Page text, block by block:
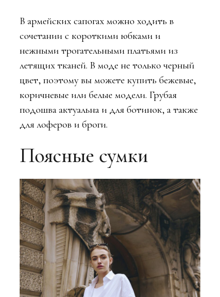
В армейских сапогах можно ходить в
сочетании с короткими юбками и
нежными трогательными платьями из
летящих тканей. В моде не только черный
цвет, поэтому вы можете купить бежевые,
коричневые или белые модели. Грубая
подошва актуальна и для ботинок, а также
для лоферов и броги.
Поясные сумки